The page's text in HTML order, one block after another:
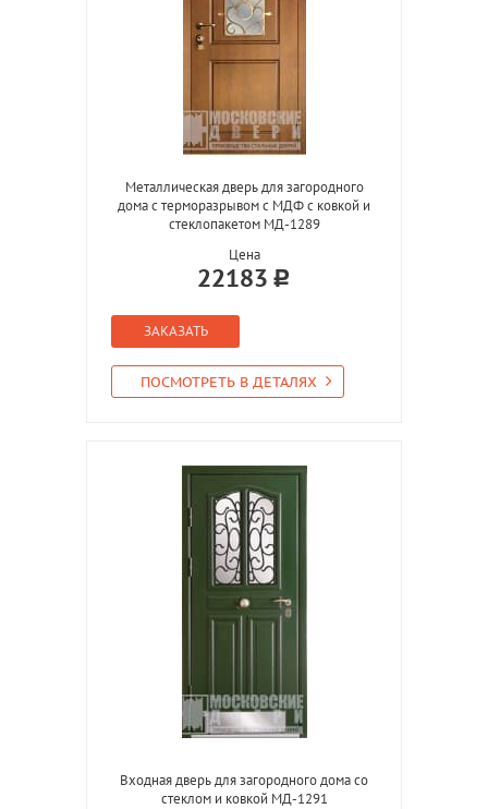
Металлическая дверь для загородного
дома с терморазрывом с МДФ с ковкой и
стеклопакетом МД-1289
Цена
22183
ЗАКАЗАТЬ
ПОСМОТРЕТЬ В ДЕТАЛЯХ
Входная дверь для загородного дома со
стеклом и ковкой МД-1291